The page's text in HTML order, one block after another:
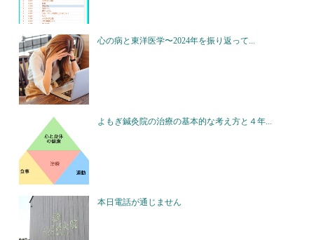
心の病と東洋医学〜2024年を振り返って...
よもぎ鍼灸院の治療の基本的な考え方と４年...
本日電話が通じません